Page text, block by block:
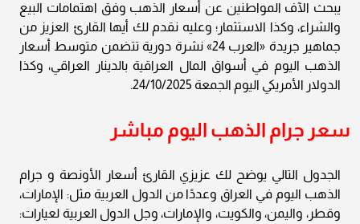
يبحث الآف المواطنين عن أسعار الذهب وفق اهتمامات البيع
والشراء، وكذا الاستثمار؛ وعليه نقدم لك أيها القارئ العزيز من
جماهير جريدة «العرب 24» نشرة دورية تتضمن متوسط أسعار
الذهب اليوم في أسواق المال العراقية بالدينار العراقي، وكذا
الدولار الأمريكي اليوم الجمعة 24/10/2025.
سعر جرام الذهب اليوم مباشر
الجدول التالي يوضح لك عزيزي القارئ أسعار الأونصة و جرام
الذهب اليوم في العراق وعددًا من الدول العربية مثل: الإمارات،
وقطر، واليمن، والكويت، والإمارات، وجل الدول العربية لعيارات: